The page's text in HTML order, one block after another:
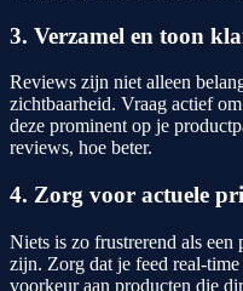
3. Verzamel en toon
Reviews zijn niet alleen
zichtbaarheid. Vraag actief
deze prominent op je
reviews, hoe beter.
4. Zorg voor actuele
Niets is zo frustrerend als
zijn. Zorg dat je feed real-
voorkeur aan producten die